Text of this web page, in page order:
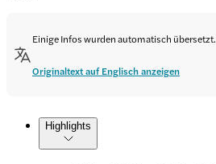
Einige Infos wurden automatisch übersetzt.
Originaltext auf Englisch anzeigen
Highlights